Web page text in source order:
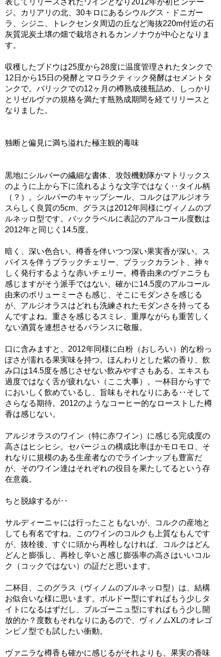
表してリリースされたワインとなり2012年が初ビンテー
ジ。カリアリの北、30キロにあるシウルグス・ドニガー
ラ、シジニ、トレクセンタ周辺の丘など海抜220m付近の石
灰質泥炭土壌の畑で栽培されるカンノナウが中心となりま
す。
収穫したブドウは25度から28度に温度管理されたタンクで
12日から15日の発酵とマロラクティック発酵はセメントタ
ンクで。バリックでの12ヶ月の樽熟成後瓶詰め、しっかり
とリゼルヴァの規格を満たす瓶熟成期間を経てリリースと
なりました。
独断と偏見に満ち溢れた極主観的毒味
黒地にシルバーの繊細な書体、攻殻機動隊かマトリックス
のように上から下に流れるような文字ではなく‥タイル柄
（？）。シルバーのキャップシール、コルクはアルジオラ
スらしく良質の5cm、グラスは2012年同様にヴィノムのブ
ルネッロ型です。バックラベルに表記のアルコール度数は
2012年と同じく14.5度。
暗く、深い色合い。樽香を伴いつつ深い果実香が深い。ス
パイスを伴うブラックチェリー、ブラックカラント、神々
しく発行するような赤いチェリー。樽香由来のヴァニラも
感じますがそう派手ではない。確かに14.5度のアルコール
由来のボリューミーさも感じ、そこにモダンさを感じる
が、アルジオラスはどれも洗練されたモダンさを持ってる
んですよね。重さを感じるスミレ、重厚ながらも重苦しく
ない酒質を連想させるバランスに敬服。
口に含みますと、2012年同様に白粉（おしろい）的な粉っ
ぽさが濡れる果実味を持つ。ほんわりとした紫の香り、飲
み口は14.5度を感じさせない飲みやすさもある。エキスも
過度ではなく舌が疲れない（ここ大事）。一杯目からすで
においしく飲めているし、旨味もそれなりにある‥そして
さらなる期待。2012のようなコーヒー的なローストした樽
香は感じない。
アルジオラスのワイン（特に赤ワイン）に感じる完成度の
高さはヒシヒシ。セパージュの構成比率ほかモロモロ、そ
れなりに規模のある生産者なのでラインナップも豊富だ
が、そのワイン達はそれぞれの役目を果たしてるという存
在意義。
ちと脱線するが‥
サルディーニャには行ったこともないが、コルクの産地と
しても有名ですね。このワインのコルクも上質なもんです
が、抜栓後、すぐに頭から再栓しなければ、コルクはどん
どんと膨張し、再栓し辛いと感じ膨張率の高さはいいコル
ク（コックではない）の証だと思います。
二杯目、このグラス（ヴィノムのブルネッロ型）は、結構
お似合いな様に思います。ボルドー型にすればもう少しタ
イトになるはずだし、ブルゴーニュ型にすればもう少し開
放的か？度数もそれなりにあるので、ヴィノムXLのオレゴ
ンピノ型でも試したい衝動。
ヴァニラな樽香も確かに感じるがそれよりも、果実の香味